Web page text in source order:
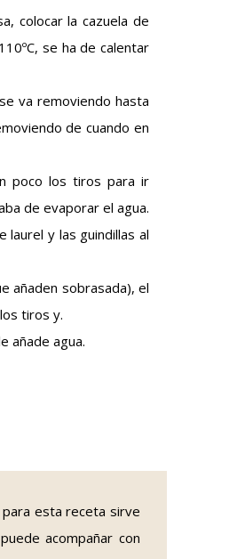
colocar la cazuela de
se ha de calentar
va removiendo hasta
de cuando en
poco los tiros para ir
de evaporar el agua.
laurel y las guindillas al
añaden sobrasada), el
tiros y.
añade agua.
esta receta sirve
acompañar con